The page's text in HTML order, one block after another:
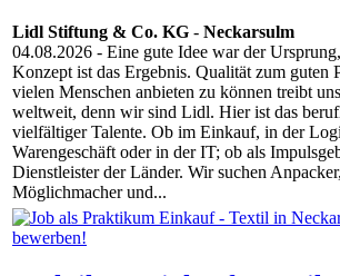
Lidl Stiftung & Co. KG - Neckarsulm
04.08.2026 - Eine gute Idee war der
Konzept ist das Ergebnis. Qualität zum guten
vielen Menschen anbieten zu können treibt
weltweit, denn wir sind Lidl. Hier ist das
vielfältiger Talente. Ob im Einkauf, in der
Warengeschäft oder in der IT; ob als
Dienstleister der Länder. Wir suchen
Möglichmacher und...